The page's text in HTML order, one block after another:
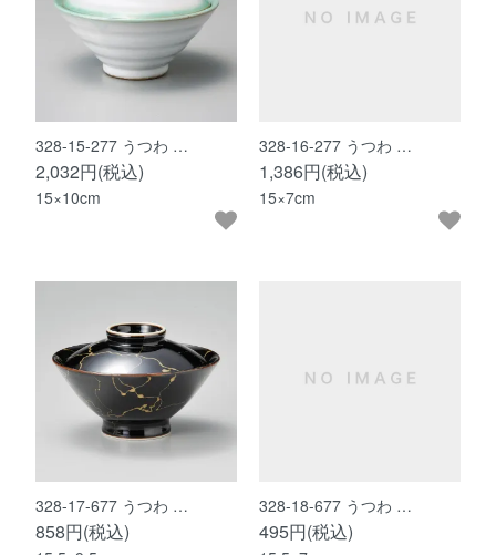
328-15-277 うつわ …
2,032円(税込)
15×10cm
328-16-277 うつわ …
1,386円(税込)
15×7cm
328-17-677 うつわ …
858円(税込)
328-18-677 うつわ …
495円(税込)